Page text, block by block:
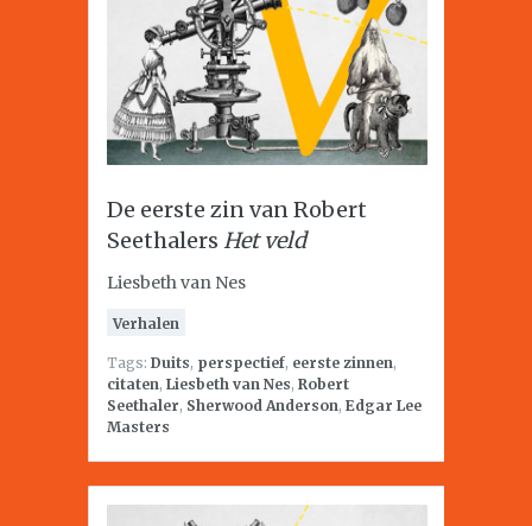
De eerste zin van Robert
Seethalers Het veld
Liesbeth van Nes
Verhalen
Tags: Duits, perspectief, eerste zinnen,
citaten, Liesbeth van Nes, Robert
Seethaler, Sherwood Anderson, Edgar Lee
Masters